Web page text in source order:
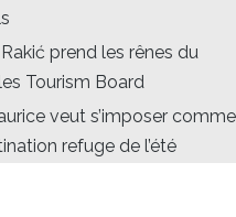
prend les rênes du
Tourism Board
veut s’imposer comme
refuge de l’été